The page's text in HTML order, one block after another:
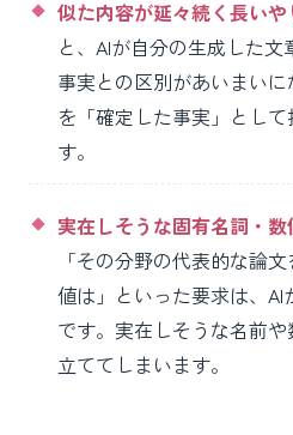
似た内容が延々続く長いや
と、AIが自分の生成した
事実との区別があいまい
を「確定した事実」とし
す。
実在しそうな固有名詞・
「その分野の代表的な論
値は」といった要求は、
です。実在しそうな名前
立ててしまいます。